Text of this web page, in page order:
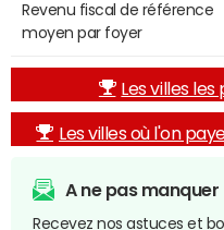
Revenu fiscal de référence
moyen par foyer
Les villes
Les villes où l'on
A ne pas manquer
Recevez nos astuces et